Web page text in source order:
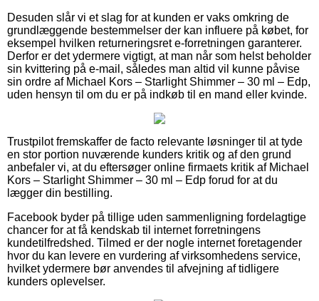
Desuden slår vi et slag for at kunden er vaks omkring de
grundlæggende bestemmelser der kan influere på købet, for
eksempel hvilken returneringsret e-forretningen garanterer.
Derfor er det ydermere vigtigt, at man når som helst beholder
sin kvittering på e-mail, således man altid vil kunne påvise
sin ordre af Michael Kors – Starlight Shimmer – 30 ml – Edp,
uden hensyn til om du er på indkøb til en mand eller kvinde.
Trustpilot fremskaffer de facto relevante løsninger til at tyde
en stor portion nuværende kunders kritik og af den grund
anbefaler vi, at du eftersøger online firmaets kritik af Michael
Kors – Starlight Shimmer – 30 ml – Edp forud for at du
lægger din bestilling.
Facebook byder på tillige uden sammenligning fordelagtige
chancer for at få kendskab til internet forretningens
kundetilfredshed. Tilmed er der nogle internet foretagender
hvor du kan levere en vurdering af virksomhedens service,
hvilket ydermere bør anvendes til afvejning af tidligere
kunders oplevelser.